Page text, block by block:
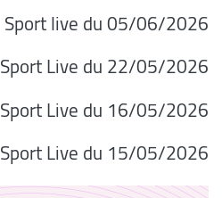
Sport live du 05/06/2026
Sport Live du 22/05/2026
Sport Live du 16/05/2026
Sport Live du 15/05/2026